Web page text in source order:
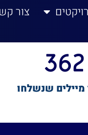
צור
שנשלחו
362